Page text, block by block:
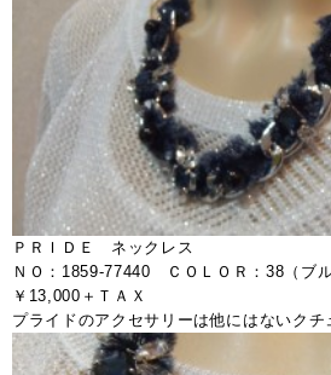
ＰＲＩＤＥ ネックレス
ＮＯ：1859-77440 ＣＯＬＯＲ：38（ブ
￥13,000＋ＴＡＸ
プライドのアクセサリーは他にはないクチ